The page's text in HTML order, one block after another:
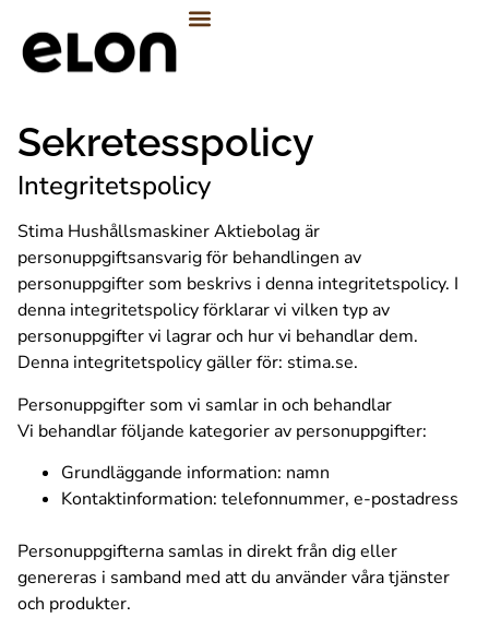
Sekretesspolicy
Integritetspolicy
Stima Hushållsmaskiner Aktiebolag är
personuppgiftsansvarig för behandlingen av
personuppgifter som beskrivs i denna integritetspolicy. I
denna integritetspolicy förklarar vi vilken typ av
personuppgifter vi lagrar och hur vi behandlar dem.
Denna integritetspolicy gäller för: stima.se.
Personuppgifter som vi samlar in och behandlar
Vi behandlar följande kategorier av personuppgifter:
Grundläggande information: namn
Kontaktinformation: telefonnummer, e-postadress
Personuppgifterna samlas in direkt från dig eller
genereras i samband med att du använder våra tjänster
och produkter.